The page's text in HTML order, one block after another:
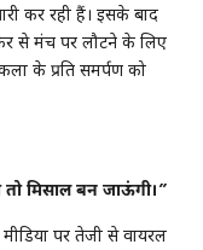
कर रही हैं। इसके बाद
से मंच पर लौटने के लिए
के प्रति समर्पण को
तो मिसाल बन जाऊंगी।”
पर तेजी से वायरल